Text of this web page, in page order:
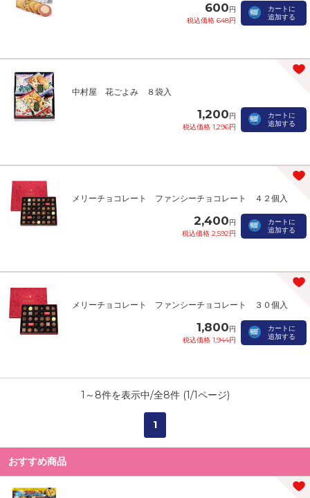
600円
税込価格 648円
カートに
追加する
中村屋 花ごよみ ８袋入
1,200円
税込価格 1,296円
カートに
追加する
メリーチョコレート ファンシーチョコレート ４２個入
2,400円
税込価格 2,592円
カートに
追加する
メリーチョコレート ファンシーチョコレート ３０個入
1,800円
税込価格 1,944円
カートに
追加する
1 ～ 8件を表示中/全8件 (1/1ページ)
1
おすすめ商品